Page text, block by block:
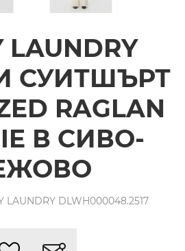
LAUNDRY
СУИТШЪРТ
RAGLAN
В СИВО-
DLWH000048.2517